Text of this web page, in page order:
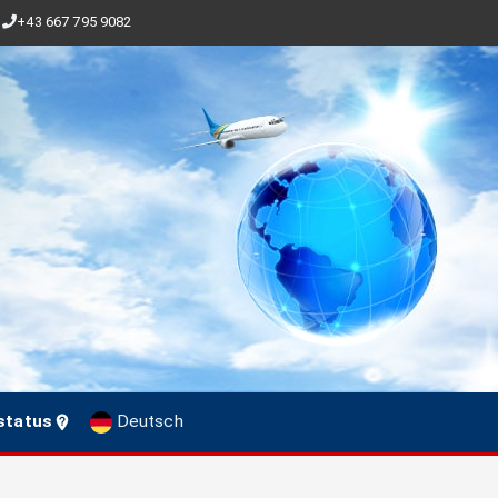
+43 667 795 9082
Deutsch